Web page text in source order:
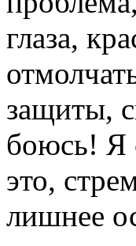
глаза,
защиты,
боюсь! Я
это,
лишнее